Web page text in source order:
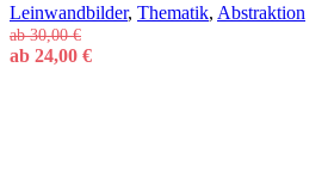
Leinwandbilder, Thematik, Abstraktion
ab30,00€
ab 24,00 €